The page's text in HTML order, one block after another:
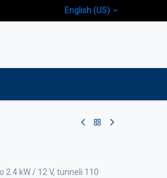
English (US)
kW / 12 V, tunneli 110